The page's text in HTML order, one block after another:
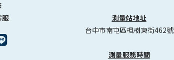
服
測量站地址
台中市南屯區楓樹東街462號
測量服務時間